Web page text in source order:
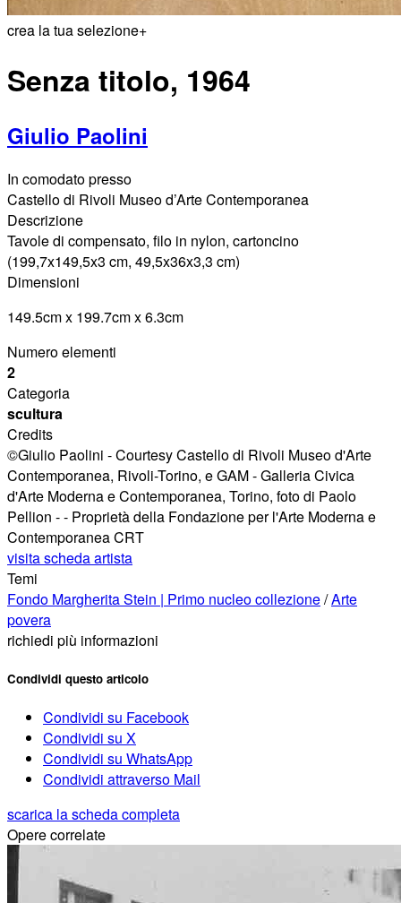
crea la tua selezione+
Senza titolo, 1964
Giulio Paolini
In comodato presso
Castello di Rivoli Museo d’Arte Contemporanea
Descrizione
Tavole di compensato, filo in nylon, cartoncino
(199,7x149,5x3 cm, 49,5x36x3,3 cm)
Dimensioni
149.5cm x 199.7cm x 6.3cm
Numero elementi
2
Categoria
scultura
Credits
©Giulio Paolini - Courtesy Castello di Rivoli Museo d'Arte
Contemporanea, Rivoli-Torino, e GAM - Galleria Civica
d'Arte Moderna e Contemporanea, Torino, foto di Paolo
Pellion - - Proprietà della Fondazione per l'Arte Moderna e
Contemporanea CRT
visita scheda artista
Temi
Fondo Margherita Stein | Primo nucleo collezione/Arte
povera
richiedi più informazioni
Condividi questo articolo
Condividi su Facebook
Condividi su X
Condividi su WhatsApp
Condividi attraverso Mail
scarica la scheda completa
Opere correlate